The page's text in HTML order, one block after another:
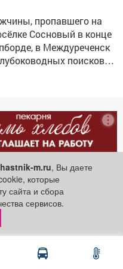
пропавшего на
Сосновый в конце
в Междуреченск
поисков
Происшествия
назад
m.ru, Вы даете
которые
сайта и сбора
сервисов.